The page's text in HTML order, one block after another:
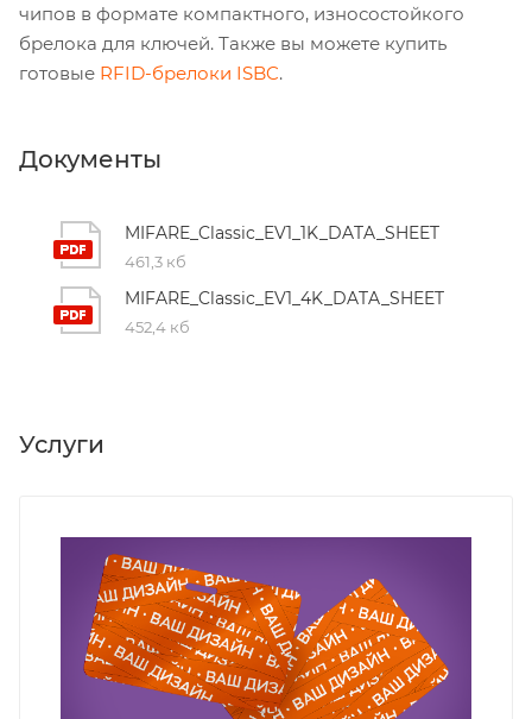
чипов в формате компактного, износостойкого
брелока для ключей. Также вы можете купить
готовые RFID-брелоки ISBC.
Документы
MIFARE_Classic_EV1_1K_DATA_SHEET
461,3 кб
MIFARE_Classic_EV1_4K_DATA_SHEET
452,4 кб
Услуги